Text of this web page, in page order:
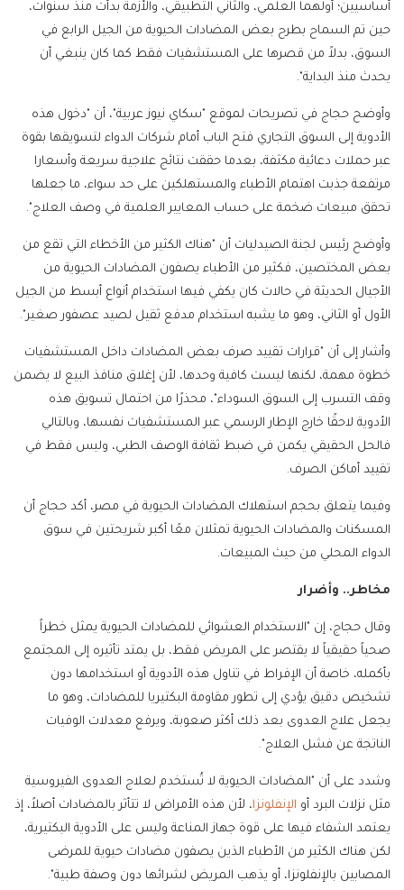
أساسيين؛ أولهما العلمي، والثاني التطبيقي، والأزمة بدأت منذ سنوات،
حين تم السماح بطرح بعض المضادات الحيوية من الجيل الرابع في
السوق، بدلاً من قصرها على المستشفيات فقط كما كان ينبغي أن
يحدث منذ البداية".
وأوضح حجاج في تصريحات لموقع "سكاي نيوز عربية"، أن "دخول هذه
الأدوية إلى السوق التجاري فتح الباب أمام شركات الدواء لتسويقها بقوة
عبر حملات دعائية مكثفة، بعدما حققت نتائج علاجية سريعة وأسعارا
مرتفعة جذبت اهتمام الأطباء والمستهلكين على حد سواء، ما جعلها
تحقق مبيعات ضخمة على حساب المعايير العلمية في وصف العلاج".
وأوضح رئيس لجنة الصيدليات أن "هناك الكثير من الأخطاء التي تقع من
بعض المختصين، فكثير من الأطباء يصفون المضادات الحيوية من
الأجيال الحديثة في حالات كان يكفي فيها استخدام أنواع أبسط من الجيل
الأول أو الثاني، وهو ما يشبه استخدام مدفع ثقيل لصيد عصفور صغير".
وأشار إلى أن "قرارات تقييد صرف بعض المضادات داخل المستشفيات
خطوة مهمة، لكنها ليست كافية وحدها، لأن إغلاق منافذ البيع لا يضمن
وقف التسرب إلى السوق السوداء"، محذرًا من احتمال تسويق هذه
الأدوية لاحقًا خارج الإطار الرسمي عبر المستشفيات نفسها، وبالتالي
فالحل الحقيقي يكمن في ضبط ثقافة الوصف الطبي، وليس فقط في
تقييد أماكن الصرف.
وفيما يتعلق بحجم استهلاك المضادات الحيوية في مصر، أكد حجاج أن
المسكنات والمضادات الحيوية تمثلان معًا أكبر شريحتين في سوق
الدواء المحلي من حيث المبيعات.
مخاطر.. وأضرار
وقال حجاج، إن "الاستخدام العشوائي للمضادات الحيوية يمثل خطراً
صحياً حقيقياً لا يقتصر على المريض فقط، بل يمتد تأثيره إلى المجتمع
بأكمله، خاصة أن الإفراط في تناول هذه الأدوية أو استخدامها دون
تشخيص دقيق يؤدي إلى تطور مقاومة البكتيريا للمضادات، وهو ما
يجعل علاج العدوى بعد ذلك أكثر صعوبة، ويرفع معدلات الوفيات
الناتجة عن فشل العلاج".
وشدد على أن "المضادات الحيوية لا تُستخدم لعلاج العدوى الفيروسية
مثل نزلات البرد أو الإنفلونزا، لأن هذه الأمراض لا تتأثر بالمضادات أصلاً، إذ
يعتمد الشفاء فيها على قوة جهاز المناعة وليس على الأدوية البكتيرية،
لكن هناك الكثير من الأطباء الذين يصفون مضادات حيوية للمرضى
المصابين بالإنفلونزا، أو يذهب المريض لشرائها دون وصفة طبية".